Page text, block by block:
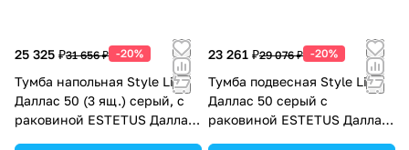
25 325 ₽31 656 ₽ -20%
Тумба напольная Style Line
Даллас 50 (3 ящ.) серый, с
раковиной ESTETUS Даллас
23 261 ₽29 076 ₽ -20%
Тумба подвесная Style Line
Даллас 50 серый с
раковиной ESTETUS Даллас